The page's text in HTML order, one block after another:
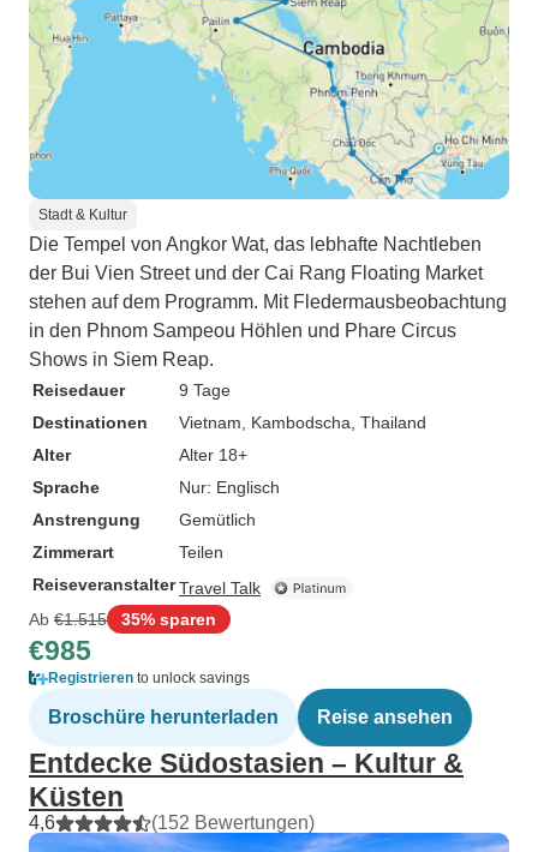
Stadt & Kultur
Die Tempel von Angkor Wat, das lebhafte Nachtleben
der Bui Vien Street und der Cai Rang Floating Market
stehen auf dem Programm. Mit Fledermausbeobachtung
in den Phnom Sampeou Höhlen und Phare Circus
Shows in Siem Reap.
Reisedauer
9 Tage
Destinationen
Vietnam , Kambodscha , Thailand
Alter
Alter 18+
Sprache
Nur: Englisch
Anstrengung
Gemütlich
Zimmerart
Teilen
ReiseveranstalterTravel Talk
Ab €1.515 35% sparen
€985
Registrieren to unlock savings
Broschüre herunterladen Reise ansehen
Entdecke Südostasien – Kultur &
Küsten
4,6 (152 Bewertungen)